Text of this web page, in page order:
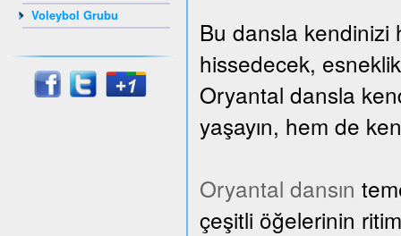
Voleybol Grubu
Bu dansla kendinizi
hissedecek,
Oryantal dansla
yaşayın, hem de
Oryantal dansın
çeşitli öğelerinin